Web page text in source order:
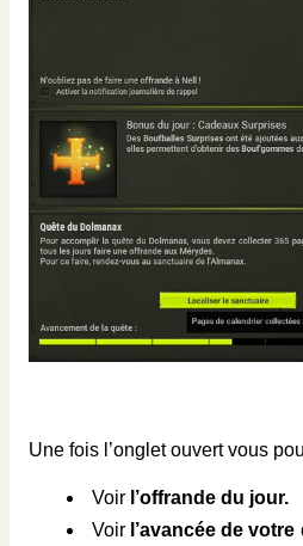
Une fois l’onglet ouvert vous
Voir l’offrande du jour.
Voir l’avancée de votre